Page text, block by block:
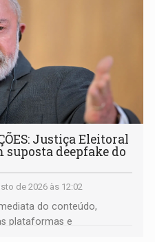
Justiça Eleitoral
deepfake do
de 2026 às 12:02
do conteúdo,
plataformas e